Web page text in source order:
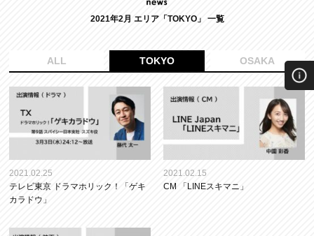
2021年2月 エリア「TOKYO」 一覧
ALL TOKYO OSAKA
2021.02.25
テレビ東京 ドラマホリック！「ゲキ
カラドウ」
2021.02.15
CM 「LINEスキマニ」